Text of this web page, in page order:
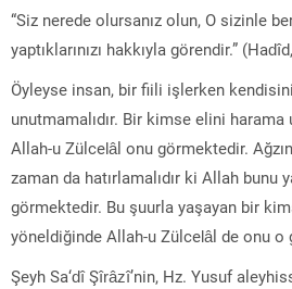
“Siz nerede olursanız olun, O sizinle
yaptıklarınızı hakkıyla görendir.”
Öyleyse insan, bir fiili işlerken
unutmamalıdır. Bir kimse elini harama
Allah-u Zülcelâl onu görmektedir.
zaman da hatırlamalıdır ki Allah bunu
görmektedir. Bu şuurla yaşayan bir
yöneldiğinde Allah-u Zülcelâl de onu o
Şeyh Sa‘dî Şîrâzî’nin, Hz. Yusuf